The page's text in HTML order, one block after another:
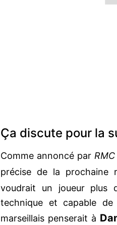
Ça discute pour la
Comme annoncé par
précise de la prochaine
voudrait un joueur plus
technique et capable
marseillais penserait à